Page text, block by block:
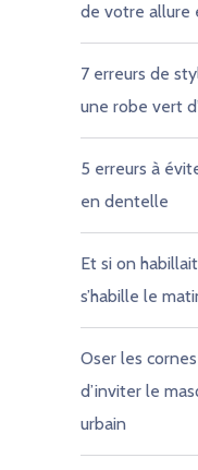
de votre allure
7 erreurs de
une robe vert
5 erreurs à
en dentelle
Et si on
s’habille le
Oser les
d’inviter le
urbain